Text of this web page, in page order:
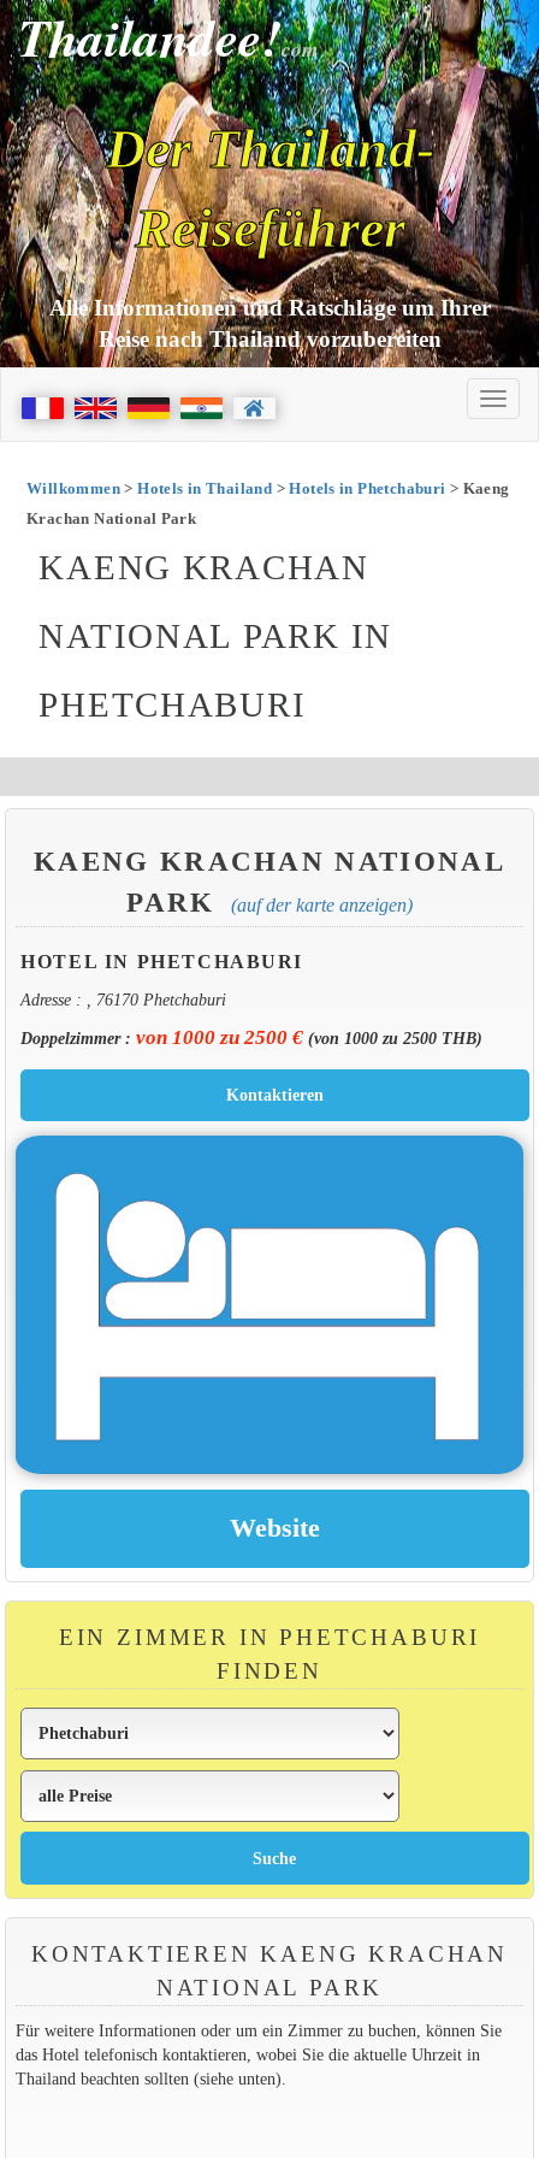
Thailandee!com
Der Thailand-
Reiseführer
Alle Informationen und Ratschläge um Ihrer
Reise nach Thailand vorzubereiten
Willkommen>Hotels in Thailand >Hotels in Phetchaburi > Kaeng
Krachan National Park
KAENG KRACHAN
NATIONAL PARK IN
PHETCHABURI
KAENG KRACHAN NATIONAL
PARK
(auf der karte anzeigen)
HOTEL IN PHETCHABURI
Adresse : , 76170 Phetchaburi
Doppelzimmer : von 1000 zu 2500 €(von 1000 zu 2500 THB)
EIN ZIMMER IN PHETCHABURI
FINDEN
KONTAKTIEREN KAENG KRACHAN
NATIONAL PARK
Für weitere Informationen oder um ein Zimmer zu buchen, können Sie
das Hotel telefonisch kontaktieren, wobei Sie die aktuelle Uhrzeit in
Thailand beachten sollten (siehe unten).